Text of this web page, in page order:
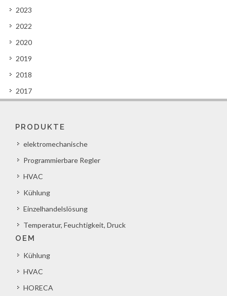
2023
2022
2020
2019
2018
2017
PRODUKTE
elektromechanische
Programmierbare Regler
HVAC
Kühlung
Einzelhandelslösung
Temperatur, Feuchtigkeit, Druck
OEM
Kühlung
HVAC
HORECA